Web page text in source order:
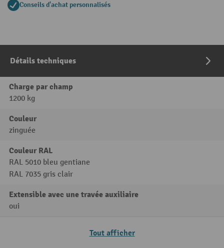
Conseils d'achat personnalisés
Détails techniques
Charge par champ
1200 kg
Couleur
zinguée
Couleur RAL
RAL 5010 bleu gentiane
RAL 7035 gris clair
Extensible avec une travée auxiliaire
oui
Tout afficher